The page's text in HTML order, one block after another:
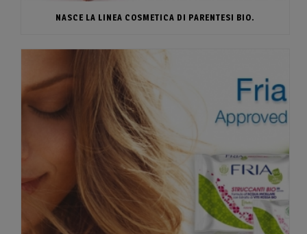
NASCE LA LINEA COSMETICA DI PARENTESI BIO.